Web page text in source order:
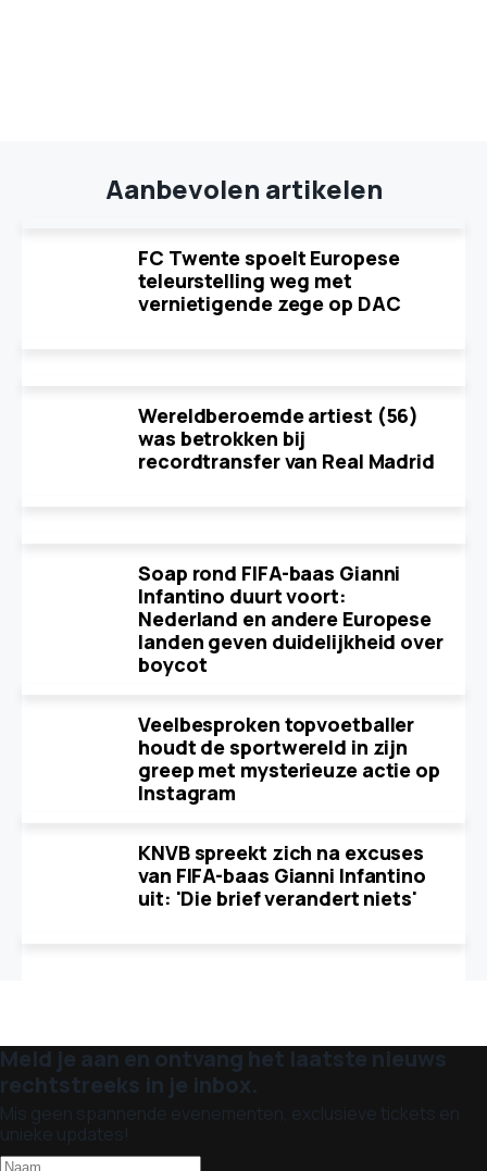
Aanbevolen artikelen
FC Twente spoelt Europese
teleurstelling weg met
vernietigende zege op DAC
Wereldberoemde artiest (56)
was betrokken bij
recordtransfer van Real Madrid
Soap rond FIFA-baas Gianni
Infantino duurt voort:
Nederland en andere Europese
landen geven duidelijkheid over
boycot
Veelbesproken topvoetballer
houdt de sportwereld in zijn
greep met mysterieuze actie op
Instagram
KNVB spreekt zich na excuses
van FIFA-baas Gianni Infantino
uit: 'Die brief verandert niets'
Meld je aan en ontvang het laatste nieuws
rechtstreeks in je inbox.
Mis geen spannende evenementen, exclusieve tickets en
unieke updates!